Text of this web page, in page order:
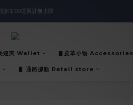
領$888購物金🙌
折$100👏累計無上限
領$888購物金🙌
短夾 Wallet ▋皮革小物 Accessories
▋ 通路據點 Retail store